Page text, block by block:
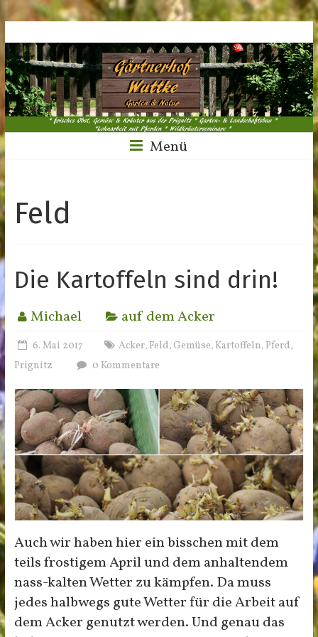
Menü
Feld
Die Kartoffeln sind drin!
Michael auf dem Acker
6. Mai 2017 Acker, Feld, Gemüse, Kartoffeln, Pferd,
Prignitz 0 Kommentare
Auch wir haben hier ein bisschen mit dem
teils frostigem April und dem anhaltendem
nass-kalten Wetter zu kämpfen. Da muss
jedes halbwegs gute Wetter für die Arbeit auf
dem Acker genutzt werden. Und genau das